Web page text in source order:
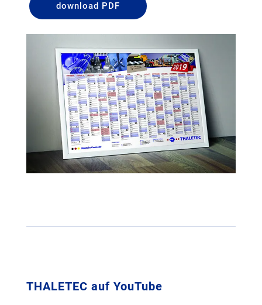
download PDF
THALETEC auf YouTube